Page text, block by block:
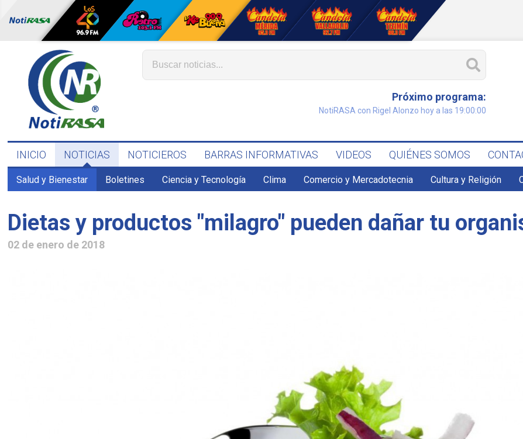
Próximo programa:
NotiRASA con Rigel Alonzo hoy a las 19:00:00
INICIO NOTICIAS NOTICIEROS BARRAS INFORMATIVAS VIDEOS QUIÉNES SOMOS
Salud y Bienestar Boletines Ciencia y Tecnología Clima Comercio y Mercadotecnia Cultura y Religión
Dietas y productos "milagro" pueden dañar tu
02 de enero de 2018